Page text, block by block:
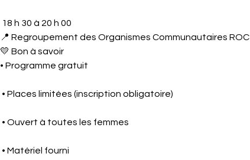
18 h 30 à 20 h 00
📍 Regroupement des Organismes Communautaires ROC
💛 Bon à savoir
• Programme gratuit
• Places limitées (inscription obligatoire)
• Ouvert à toutes les femmes
• Matériel fourni